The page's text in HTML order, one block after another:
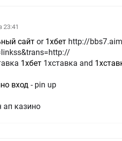
23:41
сайт or 1хбет
1хбет 1хставка and
вход - pin up
ап казино